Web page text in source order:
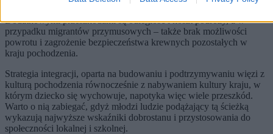
Dodatkowymi przeszkodami są odległość i koszt podróży, a w
przypadku migrantów przymusowych – także brak możliwości
powrotu i zagrożenie bezpieczeństwa krewnych pozostałych w
kraju pochodzenia.
Strategia integracji, oparta na budowaniu i podtrzymywaniu więzi z
kulturą pochodzenia równocześnie z nabywaniem kultury kraju, w
którym dziecko się wychowuje, napotyka więc wiele przeszkód.
Warto o nią zabiegać, gdyż młodzi ludzie podążający tą ścieżką
wykazują najwyższe wskaźniki dobrostanu i przystosowania do
społeczności lokalnej i szkolnej.